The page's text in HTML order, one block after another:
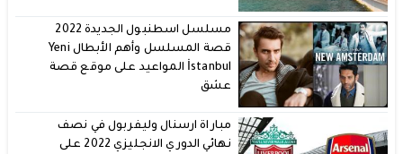
مسلسل اسطنبول الجديدة 2022
قصة المسلسل وأهم الأبطال Yeni
İstanbul المواعيد على موقع قصة
عشق
مباراة ارسنال وليفربول في نصف
نهائي الدوري الانجليزي 2022 على